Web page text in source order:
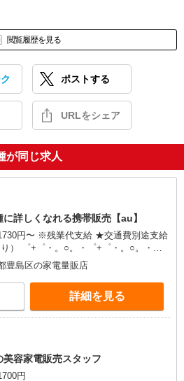
閲覧履歴を見る
ポストする
URLをシェア
が同じ求人
に詳しくなれる携帯販売【au】
円〜 ※残業代支給 ★交通費別途支給
゜・。○。・゜
金10万円支給(規定有) お友達を紹介
センティブ支給(規定有) ★月2回払
可能（規程有）★ ゜・。○。・゜
・゜+゜
豊島区の家電量販店
詳細を見る
美容家電販売スタッフ
円